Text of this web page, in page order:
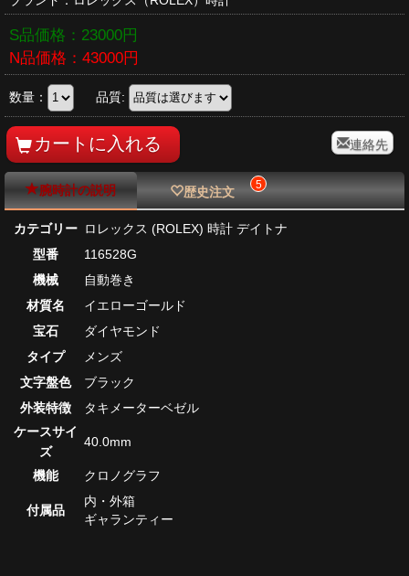
S品価格： 23000円
N品価格： 43000円
数量： 品質:
連絡先
腕時計の説明 歴史注文 5
カテゴリー ロレックス (ROLEX) 時計 デイトナ
型番
116528G
機械
自動巻き
材質名
イエローゴールド
宝石
ダイヤモンド
タイプ
メンズ
文字盤色
ブラック
外装特徴
タキメーターベゼル
ケースサイ
ズ
40.0mm
機能 クロノグラフ
付属品
内・外箱
ギャランティー